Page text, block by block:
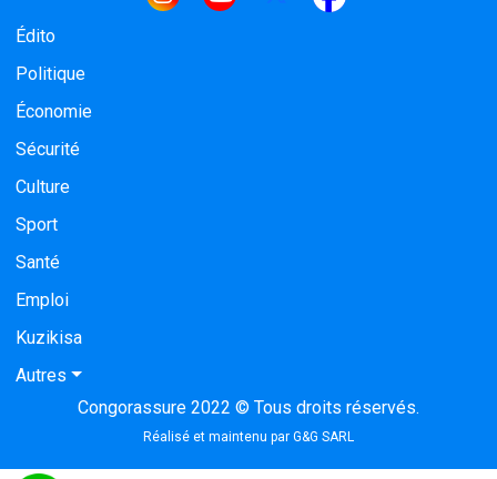
Navigation principale
Édito
Politique
Économie
Sécurité
Culture
Sport
Santé
Emploi
Kuzikisa
Autres
Congorassure 2022 © Tous droits réservés.
Réalisé et maintenu par G&G SARL